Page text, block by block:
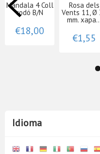
Idioma
Mandala 4 Coll
rodó B/N
€18,00
Rosa dels
Vents 11, Ø
mm.
€1,55